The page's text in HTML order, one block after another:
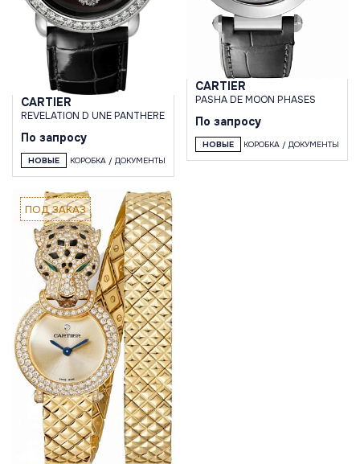
CARTIER
REVELATION D UNE PANTHERE
По запросу
НОВЫЕ КОРОБКА / ДОКУМЕНТЫ
CARTIER
PASHA DE MOON PHASES
По запросу
НОВЫЕ КОРОБКА / ДОКУМЕНТЫ
ПОД ЗАКАЗ